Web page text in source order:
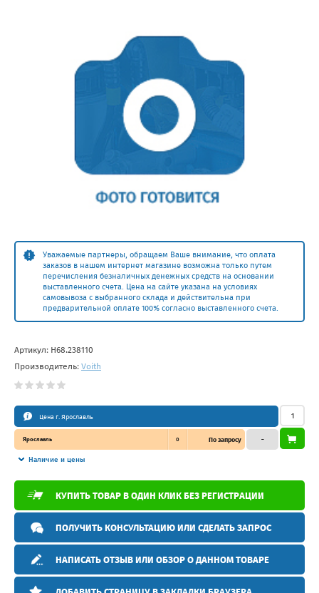
Уважаемые партнеры, обращаем Ваше внимание, что оплата
заказов в нашем интернет магазине возможна только путем
перечисления безналичных денежных средств на основании
выставленного счета. Цена на сайте указана на условиях
самовывоза с выбранного склада и действительна при
предварительной оплате 100% согласно выставленного счета.
Артикул: H68.238110
Производитель: Voith
Цена г. Ярославль
Ярославль 0 По запросу
Наличие и цены
–
КУПИТЬ ТОВАР В ОДИН КЛИК БЕЗ РЕГИСТРАЦИИ
ПОЛУЧИТЬ КОНСУЛЬТАЦИЮ ИЛИ СДЕЛАТЬ ЗАПРОС
НАПИСАТЬ ОТЗЫВ ИЛИ ОБЗОР О ДАННОМ ТОВАРЕ